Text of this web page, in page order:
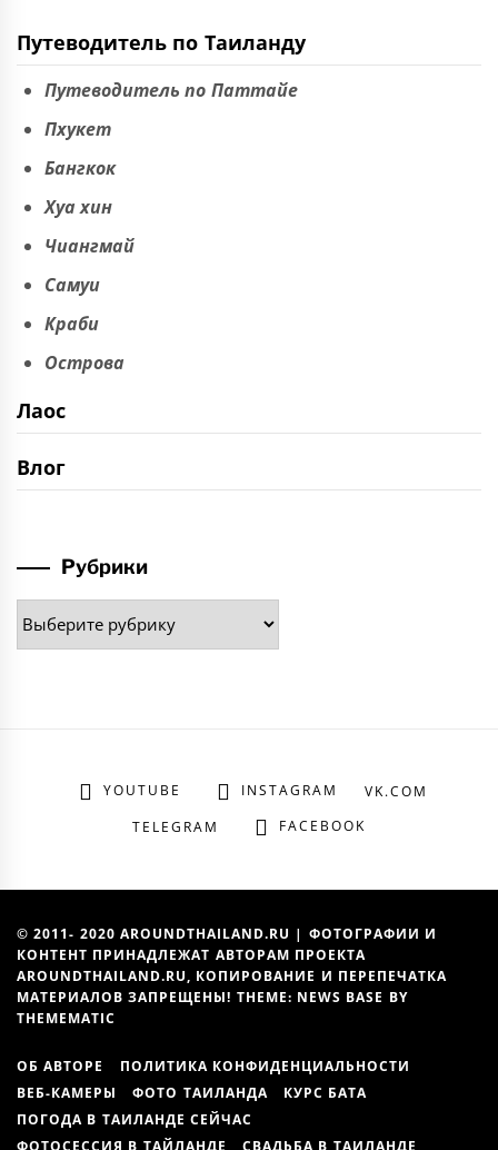
Путеводитель по Таиланду
Путеводитель по Паттайе
Пхукет
Бангкок
Хуа хин
Чиангмай
Самуи
Краби
Острова
Лаос
Влог
Рубрики
Рубрики
YOUTUBE INSTAGRAM
VK.COM
TELEGRAM
FACEBOOK
© 2011- 2020 AROUNDTHAILAND.RU | ФОТОГРАФИИ И
КОНТЕНТ ПРИНАДЛЕЖАТ АВТОРАМ ПРОЕКТА
AROUNDTHAILAND.RU, КОПИРОВАНИЕ И ПЕРЕПЕЧАТКА
МАТЕРИАЛОВ ЗАПРЕЩЕНЫ! THEME: NEWS BASE BY
THEMEMATIC
ОБ АВТОРЕ
ПОЛИТИКА КОНФИДЕНЦИАЛЬНОСТИ
ВЕБ-КАМЕРЫ
ФОТО ТАИЛАНДА
КУРС БАТА
ПОГОДА В ТАИЛАНДЕ СЕЙЧАС